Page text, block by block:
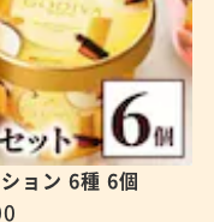
ョン 6種 6個